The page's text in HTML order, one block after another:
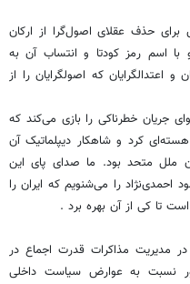
حذف عقلای اصول‌گرا از ارکان
اسم رمز کودتا و انتساب آن به
اعتدالگرایان که اصولگرایان را از
جریان خطرناکی را بازی می‌کند که
کرد و شاهکار دیپلماتیک آن
ملل متحد بود. ما صدای پای این
را می‌شنویم که ایران را
تا کی از آن بهره برد .
در مدیریت مذاکرات قدرت اجماع در
نسبت به عوارض سیاست داخلی